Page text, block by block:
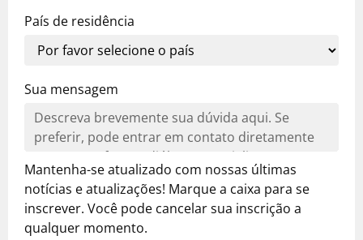
País de residência
Sua mensagem
Mantenha-se atualizado com nossas últimas
notícias e atualizações! Marque a caixa para se
inscrever. Você pode cancelar sua inscrição a
qualquer momento.